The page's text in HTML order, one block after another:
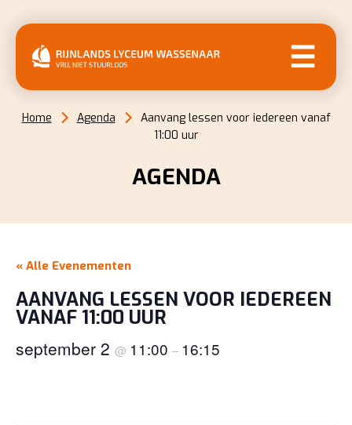
Home Agenda
Aanvang lessen voor iedereen vanaf
11:00 uur
AGENDA
« Alle Evenementen
AANVANG LESSEN VOOR IEDEREEN
VANAF 11:00 UUR
september 2 @ 11:00 – 16:15